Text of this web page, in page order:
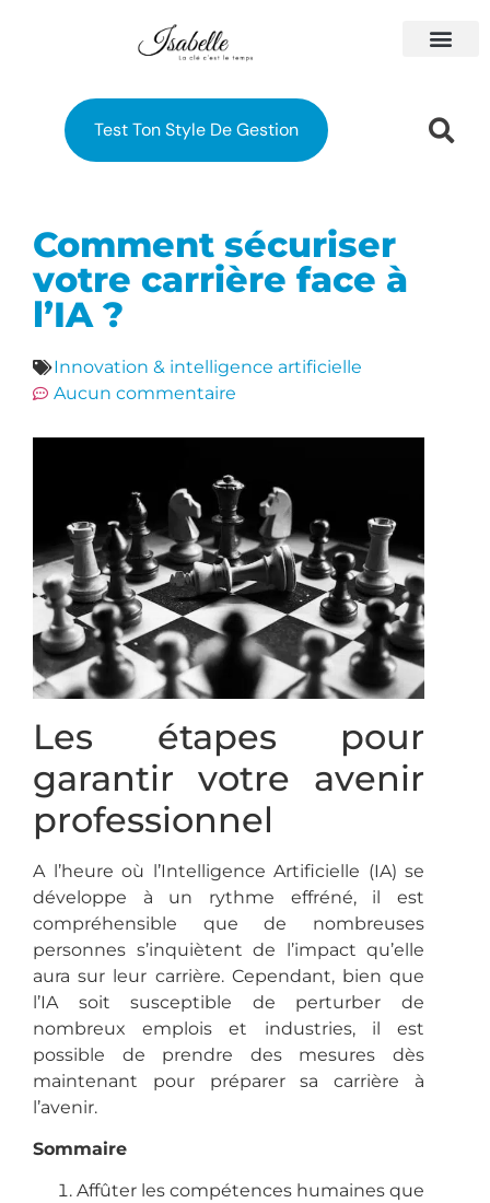
Test Ton Style De Gestion
Comment sécuriser
votre carrière face à
l’IA ?
Innovation & intelligence artificielle
Aucun commentaire
Les étapes pour
garantir votre avenir
professionnel
A l’heure où l’Intelligence Artificielle (IA) se
développe à un rythme effréné, il est
compréhensible que de nombreuses
personnes s’inquiètent de l’impact qu’elle
aura sur leur carrière. Cependant, bien que
l’IA soit susceptible de perturber de
nombreux emplois et industries, il est
possible de prendre des mesures dès
maintenant pour préparer sa carrière à
l’avenir.
Sommaire
Affûter les compétences humaines que